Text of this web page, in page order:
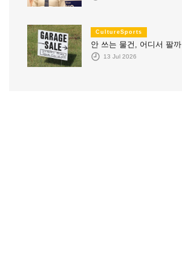
CultureSports
안 쓰는 물건, 어디서 팔까
13 Jul 2026